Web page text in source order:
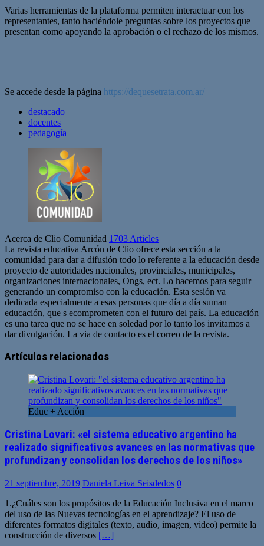
Varias herramientas de la plataforma permiten interactuar con los
representantes, tanto haciéndole preguntas sobre los proyectos que
presentan como apoyando la aprobación o el rechazo de los mismos.
Se accede desde la página https://dequesetrata.com.ar/
destacado
docentes
pedagogía
Acerca de Clio Comunidad 1703 Articles
La revista educativa Arcón de Clio ofrece esta sección a la
comunidad para dar a difusión todo lo referente a la educación desde
proyecto de autoridades nacionales, provinciales, municipales,
organizaciones internacionales, Ongs, ect. Lo hacemos para seguir
generando un compromiso con la educación. Esta sesión va
dedicada especialmente a esas personas que día a día suman
educación, que s ecomprometen con el futuro del país. La educación
es una tarea que no se hace en soledad por lo tanto los invitamos a
dar divulgación. La via de contacto es el correo de la revista.
web
Artículos relacionados
Educ + Acción
Cristina Lovari: «el sistema educativo argentino ha
realizado significativos avances en las normativas que
profundizan y consolidan los derechos de los niños»
21 septiembre, 2019 Daniela Leiva Seisdedos 0
1.¿Cuáles son los propósitos de la Educación Inclusiva en el marco
del uso de las Nuevas tecnologías en el aprendizaje? El uso de
diferentes formatos digitales (texto, audio, imagen, video) permite la
construcción de diversos […]